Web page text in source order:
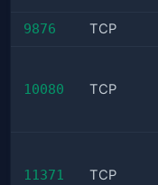
9876 TCP
10080 TCP
11371 TCP